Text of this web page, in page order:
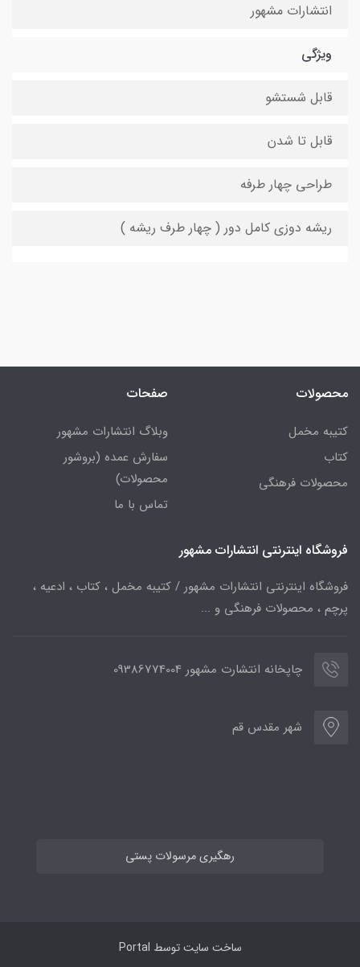
انتشارات مشهور
ویژگی
قابل شستشو
قابل تا شدن
طراحی چهار طرفه
ریشه دوزی کامل دور ( چهار طرف ریشه )
محصولات
کتیبه مخمل
کتاب
محصولات فرهنگی
صفحات
وبلاگ انتشارات مشهور
سفارش عمده (بروشور
محصولات)
تماس با ما
فروشگاه اینترنتی انتشارات مشهور
فروشگاه اینترنتی انتشارات مشهور / کتیبه مخمل ، کتاب ، ادعیه ،
پرچم ، محصولات فرهنگی و ...
چاپخانه انتشارت مشهور 09386774004
شهر مقدس قم
رهگیری مرسولات پستی
ساخت سایت توسط Portal